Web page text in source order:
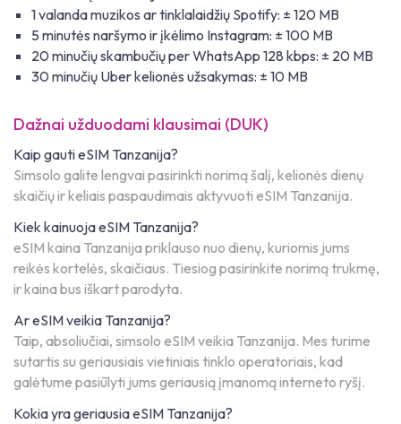
1 valanda muzikos ar tinklalaidžių Spotify: ± 120 MB
5 minutės naršymo ir įkėlimo Instagram: ± 100 MB
20 minučių skambučių per WhatsApp 128 kbps: ± 20 MB
30 minučių Uber kelionės užsakymas: ± 10 MB
Dažnai užduodami klausimai (DUK)
Kaip gauti eSIM Tanzanija?
Simsolo galite lengvai pasirinkti norimą šalį, kelionės dienų
skaičių ir keliais paspaudimais aktyvuoti eSIM Tanzanija.
Kiek kainuoja eSIM Tanzanija?
eSIM kaina Tanzanija priklauso nuo dienų, kuriomis jums
reikės kortelės, skaičiaus. Tiesiog pasirinkite norimą trukmę,
ir kaina bus iškart parodyta.
Ar eSIM veikia Tanzanija?
Taip, absoliučiai, simsolo eSIM veikia Tanzanija. Mes turime
sutartis su geriausiais vietiniais tinklo operatoriais, kad
galėtume pasiūlyti jums geriausią įmanomą interneto ryšį.
Kokia yra geriausia eSIM Tanzanija?